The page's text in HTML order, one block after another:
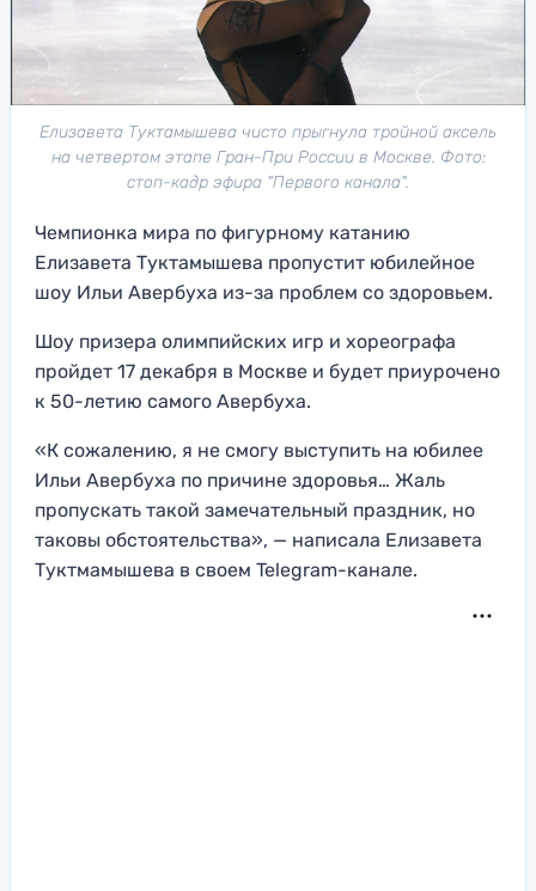
Елизавета Туктамышева чисто прыгнула тройной аксель
на четвертом этапе Гран-При России в Москве. Фото:
стоп-кадр эфира "Первого канала".
Чемпионка мира по фигурному катанию
Елизавета Туктамышева пропустит юбилейное
шоу Ильи Авербуха из-за проблем со здоровьем.
Шоу призера олимпийских игр и хореографа
пройдет 17 декабря в Москве и будет приурочено
к 50-летию самого Авербуха.
«К сожалению, я не смогу выступить на юбилее
Ильи Авербуха по причине здоровья… Жаль
пропускать такой замечательный праздник, но
таковы обстоятельства», — написала Елизавета
Туктмамышева в своем Telegram-канале.